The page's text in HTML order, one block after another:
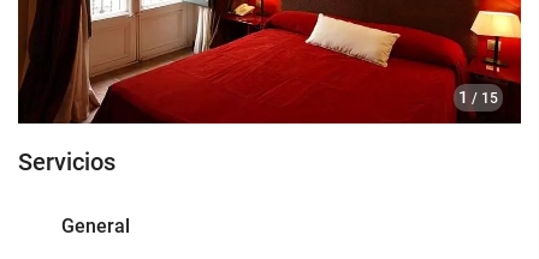
1 / 15
Servicios
General